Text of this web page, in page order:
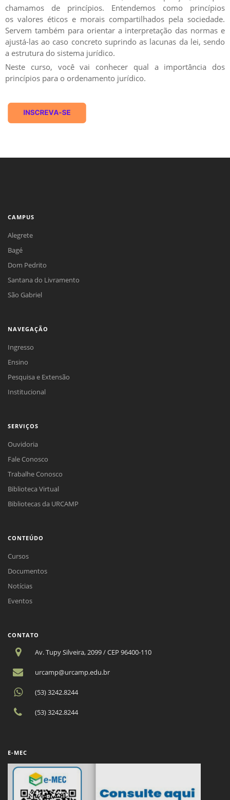
chamamos de princípios. Entendemos como princípios
os valores éticos e morais compartilhados pela sociedade.
Servem também para orientar a interpretação das normas e
ajustá-las ao caso concreto suprindo as lacunas da lei, sendo
a estrutura do sistema jurídico.
Neste curso, você vai conhecer qual a importância dos
princípios para o ordenamento jurídico.
CAMPUS
Alegrete
Bagé
Dom Pedrito
Santana do Livramento
São Gabriel
NAVEGAÇÃO
Ingresso
Ensino
Pesquisa e Extensão
Institucional
SERVIÇOS
Ouvidoria
Fale Conosco
Trabalhe Conosco
Biblioteca Virtual
Bibliotecas da URCAMP
CONTEÚDO
Cursos
Documentos
Notícias
Eventos
CONTATO
Av. Tupy Silveira, 2099 / CEP 96400-110
urcamp@urcamp.edu.br
(53) 3242.8244
(53) 3242.8244
E-MEC